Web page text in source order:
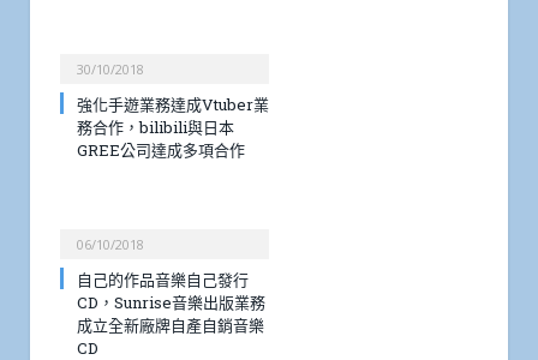
30/10/2018
強化手遊業務達成Vtuber業
務合作，bilibili與日本
GREE公司達成多項合作
06/10/2018
自己的作品音樂自己發行
CD，Sunrise音樂出版業務
成立全新廠牌自產自銷音樂
CD